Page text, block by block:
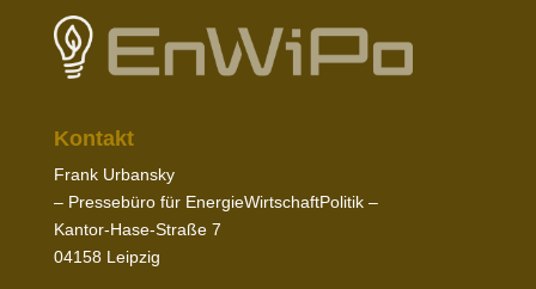
Kontakt
Frank Urbansky
– Pres­sebüro für EnergieWirtschaftPolitik –
Kantor-​Hase-​Straße 7
04158Leipzig